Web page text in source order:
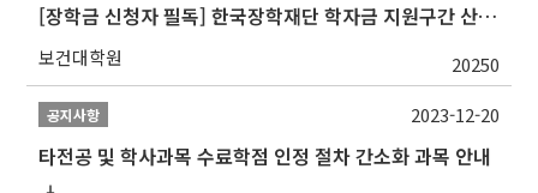
[장학금 신청자 필독] 한국장학재단 학자금 지원구간 산정 권고
보건대학원 20250
공지사항
타전공 및 학사과목 수료학점 인정 절차 간소화 과목 안내
2023-12-20